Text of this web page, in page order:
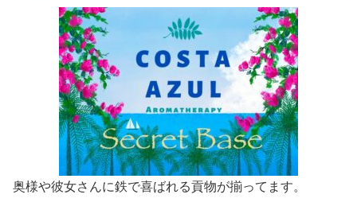
奥様や彼女さんに鉄で喜ばれる貢物が揃ってます。